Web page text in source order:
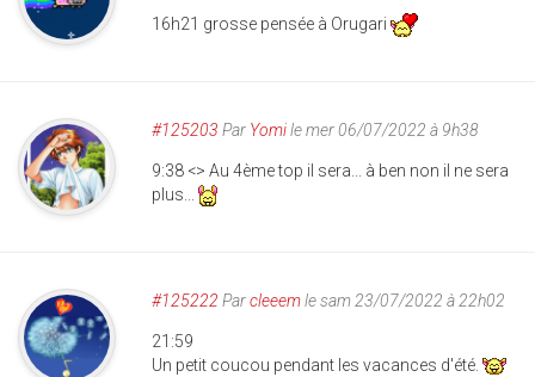
16h21 grosse pensée à Orugari
#125203 Par Yomile mer 06/07/2022 à 9h38
9:38 <> Au 4ème top il sera... à ben non il ne sera
plus...
#125222 Parcleeemle sam 23/07/2022 à 22h02
21:59
Un petit coucou pendant les vacances d'été.